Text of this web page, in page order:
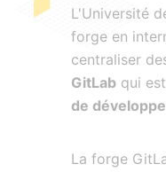
L'Université
forge en
centraliser
GitLab qui
de
La forge